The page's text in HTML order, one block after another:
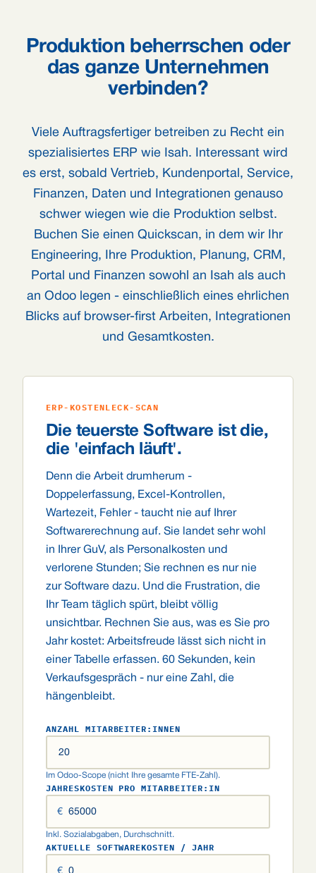
Produktion beherrschen oder
das ganze Unternehmen
verbinden?
Viele Auftragsfertiger betreiben zu Recht ein
spezialisiertes ERP wie Isah. Interessant wird
es erst, sobald Vertrieb, Kundenportal, Service,
Finanzen, Daten und Integrationen genauso
schwer wiegen wie die Produktion selbst.
Buchen Sie einen Quickscan, in dem wir Ihr
Engineering, Ihre Produktion, Planung, CRM,
Portal und Finanzen sowohl an Isah als auch
an Odoo legen - einschließlich eines ehrlichen
Blicks auf browser-first Arbeiten, Integrationen
und Gesamtkosten.
ERP-KOSTENLECK-SCAN
Die teuerste Software ist die,
die 'einfach läuft'.
Denn die Arbeit drumherum -
Doppelerfassung, Excel-Kontrollen,
Wartezeit, Fehler - taucht nie auf Ihrer
Softwarerechnung auf. Sie landet sehr wohl
in Ihrer GuV, als Personalkosten und
verlorene Stunden; Sie rechnen es nur nie
zur Software dazu. Und die Frustration, die
Ihr Team täglich spürt, bleibt völlig
unsichtbar. Rechnen Sie aus, was es Sie pro
Jahr kostet: Arbeitsfreude lässt sich nicht in
einer Tabelle erfassen. 60 Sekunden, kein
Verkaufsgespräch - nur eine Zahl, die
hängenbleibt.
ANZAHL MITARBEITER:INNEN
Im Odoo-Scope (nicht Ihre gesamte FTE-Zahl).
JAHRESKOSTEN PRO MITARBEITER:IN
€
Inkl. Sozialabgaben, Durchschnitt.
AKTUELLE SOFTWAREKOSTEN / JAHR
€